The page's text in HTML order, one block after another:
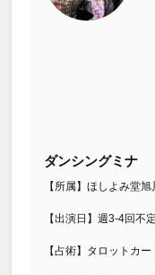
ダンシングミナ
【所属】ほしよみ堂
【出演日】週3-4回不
【占術】タロットカ